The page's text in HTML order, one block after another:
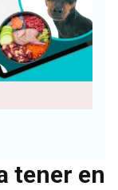
tener en